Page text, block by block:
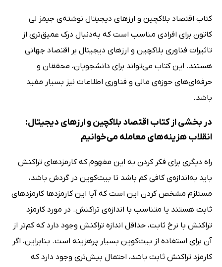
کتاب اقتصاد بلاکچین و ارزهای دیجیتال نوشته‌ی جیمز لی
کاتون برای افرادی مناسب است که به‌دنبال درک عمیق‌تری از
تاثیرات فناوری بلاکچین و ارزهای دیجیتال بر اقتصاد جهانی
هستند. این کتاب می‌تواند برای دانشجویان، محققان و
حرفه‌ای‌های حوزه‌ی مالی و فناوری اطلاعات نیز بسیار مفید
باشد.
در بخشی از کتاب اقتصاد بلاکچین و ارزهای دیجیتال:
انقلاب هزینه‌های معامله می‌خوانیم
راه دیگری برای فکر کردن به این مفهوم که کارمزدهای تراکنش
باید به‌اندازه‌ی کافی کم باشد تا بیت‌کوین در گردش باشد،
مستلزم مشخص کردن این است که آیا این کارمزدها کارمزدهای
ثابت هستند یا متناسب با اندازه‌ی تراکنش. در مورد کارمزد
تراکنش با نرخ ثابت، حداقل اندازه تراکنش وجود دارد که کم‌تر از
آن برای استفاده از بیت‌کوین بسیار پرهزینه است. بنابراین، اگر
کارمزد تراکنش ثابت باشد، احتمال بیش‌تری وجود دارد که